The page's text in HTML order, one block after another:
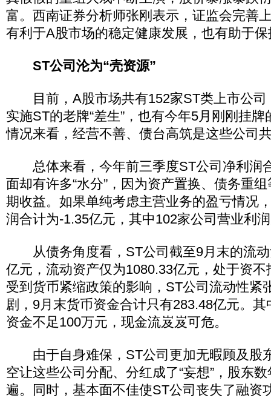
富。西南证券分析师张刚表示，证监会完善
有利于A股市场的稳定健康发展，也有助于
ST公司沦为“壳资源”
目前，A股市场共有152家ST类上市公司
实施ST的老牌“差生”，也有今年5月刚刚挂牌
情况来看，经营不善、债台高筑是这些公司
总体来看，今年前三季度ST公司净利润
面却有许多“水分”，因为资产置换、债务重
期收益。如果单纯考虑主营业务的盈亏情况
润合计为-1.35亿元，其中102家公司营业利
从债务角度看，ST公司截至9月末的流动
亿元，流动资产仅为1080.33亿元，处于资
受到货币紧缩政策的影响，ST公司流动性紧
剧，9月末货币资金合计只有283.48亿元。
资金不足100万元，现金流岌岌可危。
由于自身难保，ST公司更加无暇顾及股
空让这些公司分配、分红成了“妄想”，股东
遍。同时，基本面不佳使ST公司丧失了融资